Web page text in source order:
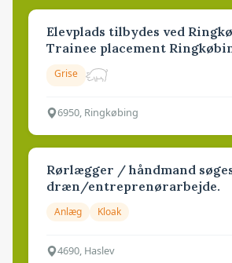
Elevplads tilbydes ved
Trainee placement
Grise
6950, Ringkøbing
Rørlægger / håndmand
dræn/entreprenørarbejde.
Anlæg Kloak
4690, Haslev